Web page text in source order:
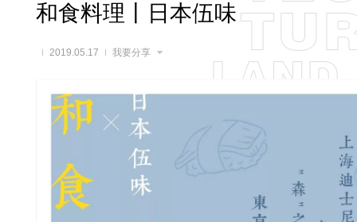
和食料理丨日本伍味
2019.05.17 我要分享